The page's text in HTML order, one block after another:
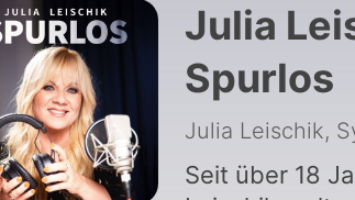
Julia
Spurlos
Julia Leischik,
Seit über 18